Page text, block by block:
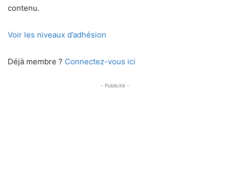
contenu.
Voir les niveaux d’adhésion
Déjà membre ? Connectez-vous ici
- Publicité -